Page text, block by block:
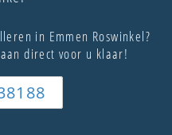
in Emmen Roswinkel?
direct voor u klaar!